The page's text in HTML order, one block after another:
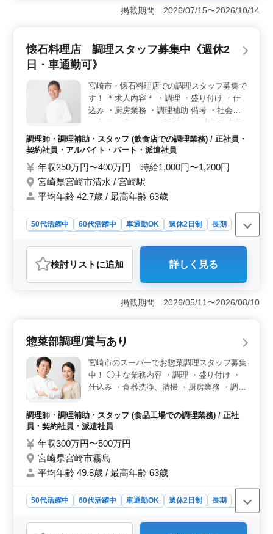
立地です。通勤が便利で、働きやすい環境が整っていま
す。 ＜安定した雇用環境＞ 正社員からパートまで
験を活かして活躍しております。 ＜働きやすいシフ
ト制＞ 週3〜6日の勤務でのシフト制を採用していま
掲載期間 2026/07/15〜2026/10/14
懐石料理店 調理スタッフ募集中《週休2
日・車通勤可》
宮崎市・懐石料理店での調理スタッフ募集で
す！ ＊求人内容＊ ・調理 ・盛り付け ・仕
込み ・厨房業務 ・調理補助 備考 ・社会保
支給 ・50代、60代の採用実績あり ベテラン
ならではの経験が詰まったおいしい料理を、
積極的に行っております。 まずお気軽にお
問い合わせください。
調理師・調理補助・スタッフ (飲食店での調理業務) / 正社員・
契約社員・アルバイト・パート・派遣社員
年収250万円〜400万円 時給1,000円〜1,200円
宮崎県宮崎市清水 / 宮崎駅
平均年齢 42.7歳 / 最高年齢 63歳
50代活躍中 60代活躍中 車通勤OK 週休2日制
長期
調理師・調理補助・スタッフ
おすすめポイント
＜働きやすさ＞ 週休2日制と車通勤可の環境で、プライ
ベートの時間を確保しながら働けます。また、社会保険
完備と交通費実費支給で、安心して勤務できます。
で、幅広い年齢層の仲間と協力して働けます。 ＜経
験を活かせる＞ 調理経験を活かし、お客様に美味しい
料理を提供できる環境です。自分のスキルを高められま
す。
検討リスト に追加 詳しく見る
掲載期間 2026/05/11〜2026/08/10
惣菜部調理/賞与あり
宮崎市のスーパーでお惣菜調理スタッフ募集
中！ ◯主な業務内容 ・調理 ・盛り付け ・
仕込み ・食器洗浄、清掃 ・厨房業務 ・調理
も少なく済みます。 ＊賞与あり ＊車通勤
OK ＊ブランクOK ＊50歳以上活躍中 ＊60歳
調理師・調理補助・スタッフ (食品工場での調理業務) / 正社
員・契約社員・派遣社員
年収300万円〜500万円
宮崎県宮崎市霧島
平均年齢 49.8歳 / 最高年齢 63歳
50代活躍中 60代活躍中 車通勤OK 週休2日制
長期
派遣社員